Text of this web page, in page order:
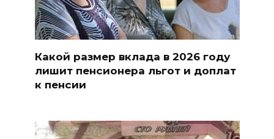
Какой размер вклада в 2026 году
лишит пенсионера льгот и доплат
к пенсии